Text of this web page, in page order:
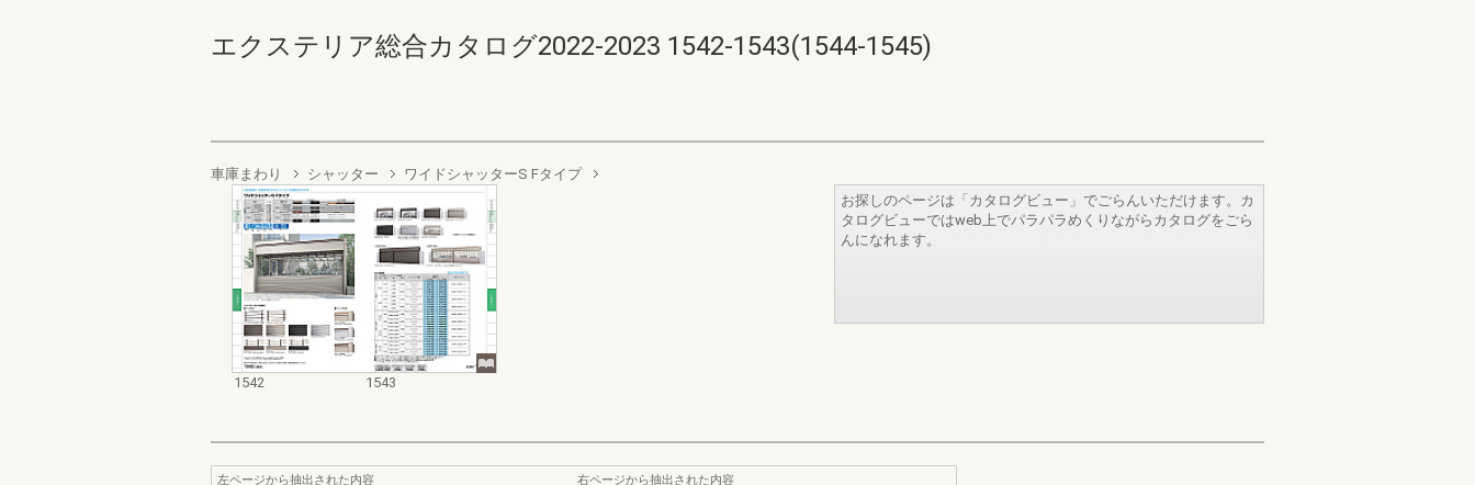
エクステリア総合カタログ2022-2023 1542-1543(1544-1545)
車庫まわり シャッター ワイドシャッターS Fタイプ
1542 1543
お探しのページは「カタログビュー」でごらんいただけます。カ
タログビューではweb上でパラパラめくりながらカタログをごら
んになれます。
左ページから抽出された内容
右ページから抽出された内容